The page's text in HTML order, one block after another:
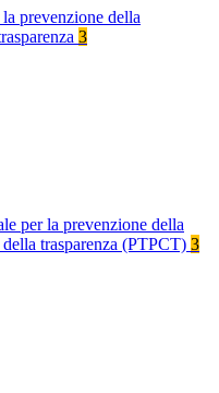
prevenzione della
3
per la prevenzione della
trasparenza (PTPCT) 3